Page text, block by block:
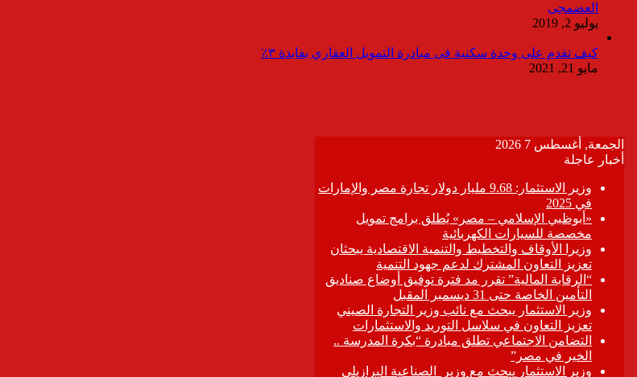
العضمجى
يوليو 2, 2019
كيف تقدم على وحدة سكنية فى مبادرة التمويل العقاري بفايدة ٣٪
مايو 21, 2021